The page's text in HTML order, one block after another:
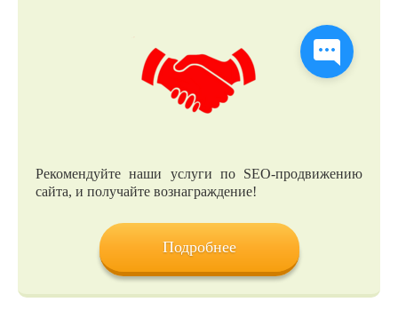
Рекомендуйте наши услуги по SEO-продвижению
сайта, и получайте вознаграждение!
Подробнее